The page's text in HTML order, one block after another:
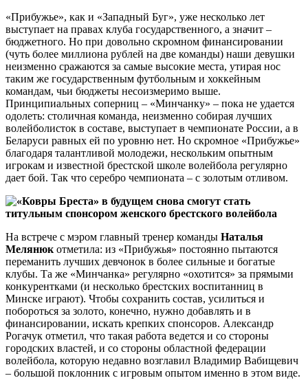
«Прибужье», как и «Западный Буг», уже несколько лет
выступает на правах клуба государственного, а значит –
бюджетного. Но при довольно скромном финансировании
(чуть более миллиона рублей на две команды) наши девушки
неизменно сражаются за самые высокие места, утирая нос
таким же государственным футбольным и хоккейным
командам, чьи бюджеты несоизмеримо выше.
Принципиальных соперниц – «Минчанку» – пока не удается
одолеть: столичная команда, неизменно собирая лучших
волейболисток в составе, выступает в чемпионате России, а в
Беларуси равных ей по уровню нет. Но скромное «Прибужье»
благодаря талантливой молодежи, нескольким опытным
игрокам и известной брестской школе волейбола регулярно
дает бой. Так что серебро чемпионата – с золотым отливом.
На встрече с мэром главный тренер команды Наталья
Мелянюк отметила: из «Прибужья» постоянно пытаются
переманить лучших девчонок в более сильные и богатые
клубы. Та же «Минчанка» регулярно «охотится» за прямыми
конкурентками (и несколько брестских воспитанниц в
Минске играют). Чтобы сохранить состав, усилиться и
побороться за золото, конечно, нужно добавлять и в
финансировании, искать крепких спонсоров. Александр
Рогачук отметил, что такая работа ведется и со стороны
городских властей, и со стороны областной федерации
волейбола, которую недавно возглавил Владимир Вабищевич
– большой поклонник с игровым опытом именно в этом виде.